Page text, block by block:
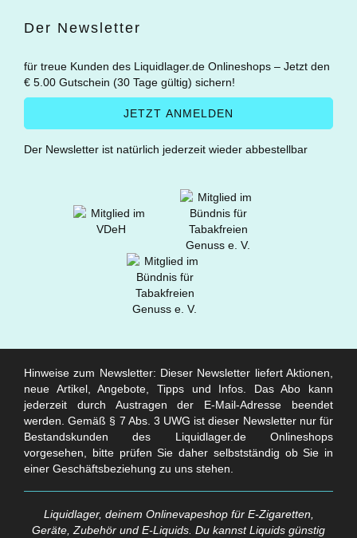
Der Newsletter
für treue Kunden des Liquidlager.de Onlineshops – Jetzt den
€ 5.00 Gutschein (30 Tage gültig) sichern!
Der Newsletter ist natürlich jederzeit wieder abbestellbar
Hinweise zum Newsletter: Dieser Newsletter liefert Aktionen,
neue Artikel, Angebote, Tipps und Infos. Das Abo kann
jederzeit durch Austragen der E-Mail-Adresse beendet
werden. Gemäß § 7 Abs. 3 UWG ist dieser Newsletter nur für
Bestandskunden des Liquidlager.de Onlineshops
vorgesehen, bitte prüfen Sie daher selbstständig ob Sie in
einer Geschäftsbeziehung zu uns stehen.
Liquidlager, deinem Onlinevapeshop für E-Zigaretten,
Geräte, Zubehör und E-Liquids. Du kannst Liquids günstig